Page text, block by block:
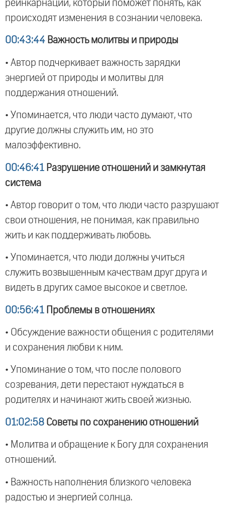
реинкарнации, который поможет понять, как
происходят изменения в сознании человека.
00:43:44 Важность молитвы и природы
• Автор подчеркивает важность зарядки
энергией от природы и молитвы для
поддержания отношений.
• Упоминается, что люди часто думают, что
другие должны служить им, но это
малоэффективно.
00:46:41 Разрушение отношений и замкнутая
система
• Автор говорит о том, что люди часто разрушают
свои отношения, не понимая, как правильно
жить и как поддерживать любовь.
• Упоминается, что люди должны учиться
служить возвышенным качествам друг друга и
видеть в других самое высокое и светлое.
00:56:41 Проблемы в отношениях
• Обсуждение важности общения с родителями
и сохранения любви к ним.
• Упоминание о том, что после полового
созревания, дети перестают нуждаться в
родителях и начинают жить своей жизнью.
01:02:58 Советы по сохранению отношений
• Молитва и обращение к Богу для сохранения
отношений.
• Важность наполнения близкого человека
радостью и энергией солнца.